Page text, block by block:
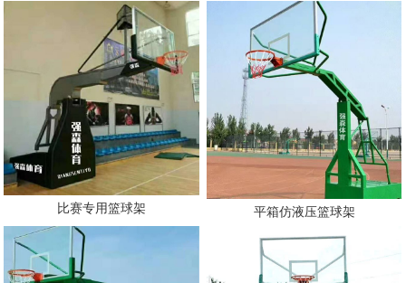
比赛专用篮球架 平箱仿液压篮球架